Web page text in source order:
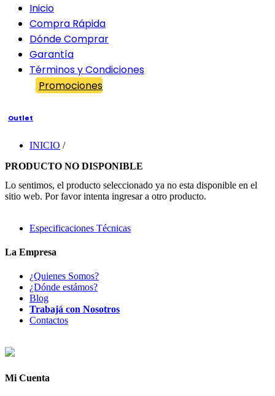
Inicio
Compra Rápida
Dónde Comprar
Garantía
Términos y Condiciones
Promociones
Outlet
INICIO /
PRODUCTO NO DISPONIBLE
Lo sentimos, el producto seleccionado ya no esta disponible en el
sitio web. Por favor intenta ingresar a otro producto.
Especificaciones Técnicas
La Empresa
¿Quienes Somos?
¿Dónde estámos?
Blog
Trabajá con Nosotros
Contactos
Mi Cuenta